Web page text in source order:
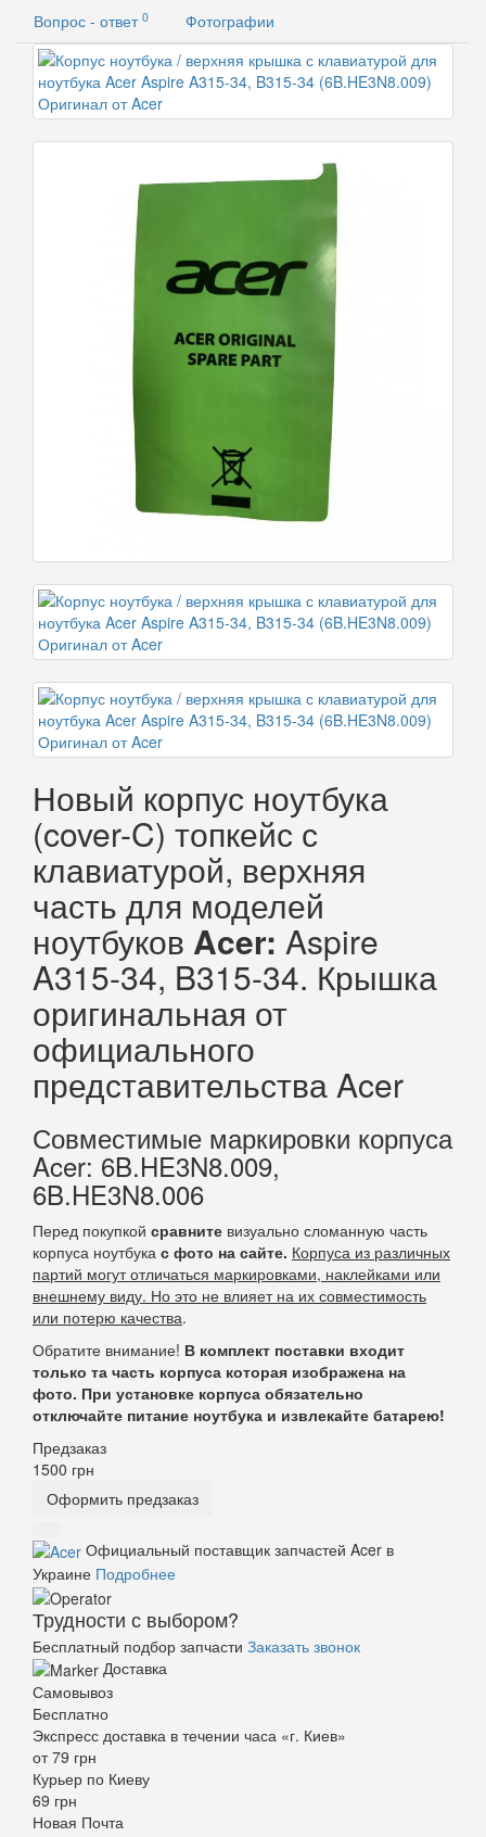
Вопрос - ответ 0 Фотографии
Новый корпус ноутбука
(cover-C) топкейс с
клавиатурой, верхняя
часть для моделей
ноутбуков Acer: Aspire
A315-34, B315-34. Крышка
оригинальная от
официального
представительства Acer
Совместимые маркировки корпуса
Acer: 6B.HE3N8.009,
6B.HE3N8.006
Перед покупкой сравните визуально сломанную часть
корпуса ноутбука с фото на сайте. Корпуса из различных
партий могут отличаться маркировками, наклейками или
внешнему виду. Но это не влияет на их совместимость
или потерю качества.
Обратите внимание! В комплект поставки входит
только та часть корпуса которая изображена на
фото. При установке корпуса обязательно
отключайте питание ноутбука и извлекайте батарею!
Предзаказ
1500 грн
Оформить предзаказ
Официальный поставщик запчастей Acer в
Украине Подробнее
Трудности с выбором?
Бесплатный подбор запчасти Заказать звонок
Доставка
Самовывоз
Бесплатно
Экспресс доставка в течении часа «г. Киев»
от 79 грн
Курьер по Киеву
69 грн
Новая Почта